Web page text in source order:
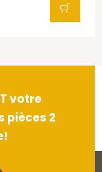
votre
pièces 2